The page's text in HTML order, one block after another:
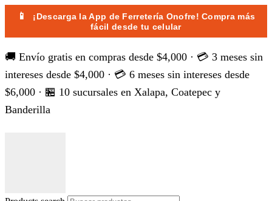
📱
¡Descarga la App de Ferretería Onofre! Compra más
fácil desde tu celular
🚚 Envío gratis en compras desde $4,000 · 💳 3 meses sin
intereses desde $4,000 · 💳 6 meses sin intereses desde
$6,000 · 🏪 10 sucursales en Xalapa, Coatepec y
Banderilla